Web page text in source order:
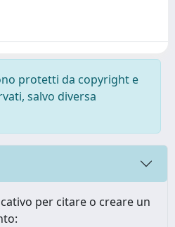
protetti da copyright e
salvo diversa
per citare o creare un